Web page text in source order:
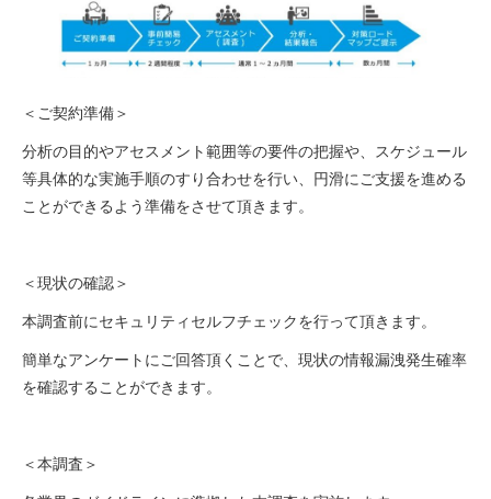
＜ご契約準備＞
分析の目的やアセスメント範囲等の要件の把握や、スケジュール
等具体的な実施手順のすり合わせを行い、円滑にご支援を進める
ことができるよう準備をさせて頂きます。
＜現状の確認＞
本調査前にセキュリティセルフチェックを行って頂きます。
簡単なアンケートにご回答頂くことで、現状の情報漏洩発生確率
を確認することができます。
＜本調査＞